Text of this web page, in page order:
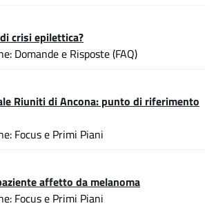
crisi epilettica?
Domande e Risposte (FAQ)
Riuniti di Ancona: punto di riferimento
Focus e Primi Piani
affetto da melanoma
Focus e Primi Piani